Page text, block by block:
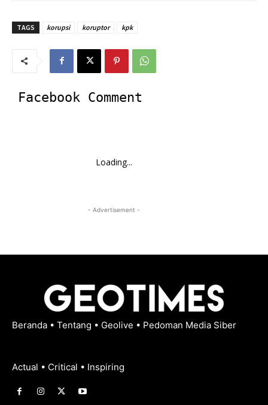
TAGS korupsi koruptor kpk
Facebook Comment
Loading...
- Advertisement -
Beranda • Tentang • Geolive • Pedoman Media Siber
Actual • Critical • Inspiring